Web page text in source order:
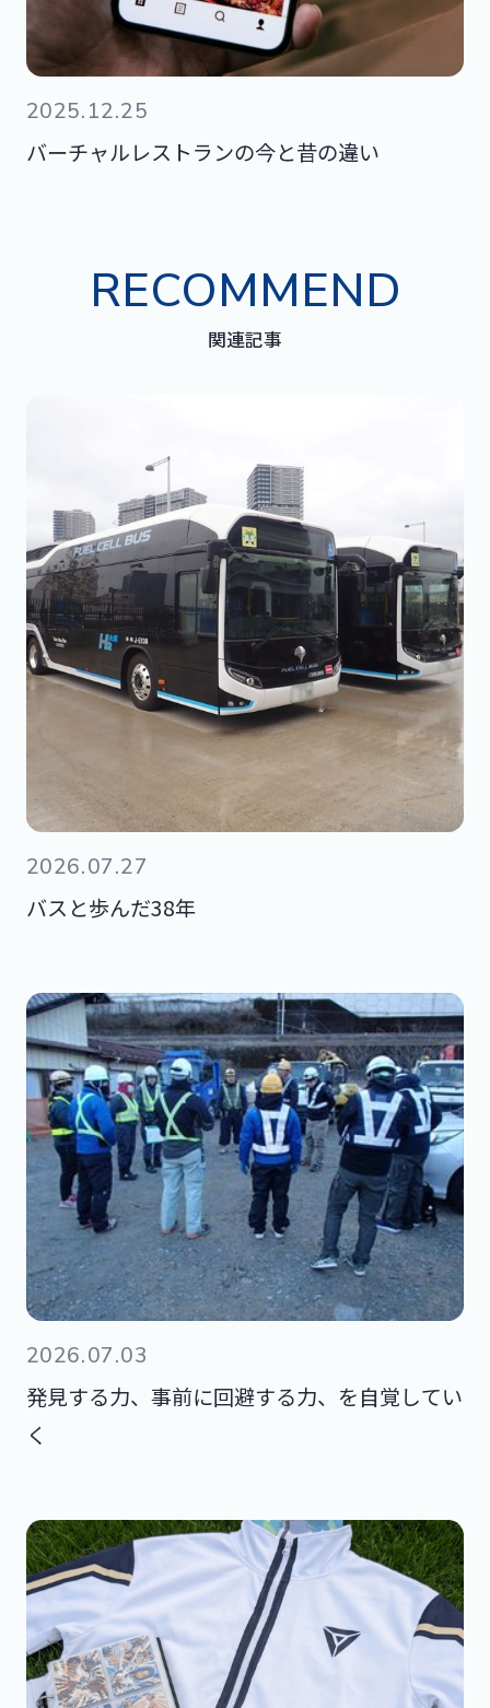
2025.12.25
バーチャルレストランの今と昔の違い
RECOMMEND
関連記事
2026.07.27
バスと歩んだ38年
2026.07.03
発見する力、事前に回避する力、を自覚してい
く